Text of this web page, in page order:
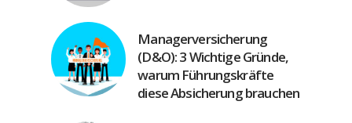
Managerversicherung
(D&O): 3 Wichtige Gründe,
warum Führungskräfte
diese Absicherung brauchen